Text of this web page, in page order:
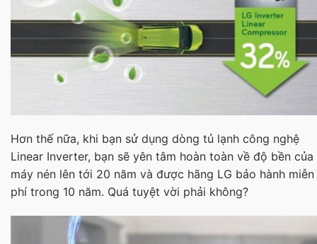
Hơn thế nữa, khi bạn sử dụng dòng tủ lạnh công nghệ
Linear Inverter, bạn sẽ yên tâm hoàn toàn về độ bền của
máy nén lên tới 20 năm và được hãng LG bảo hành miễn
phí trong 10 năm. Quá tuyệt vời phải không?